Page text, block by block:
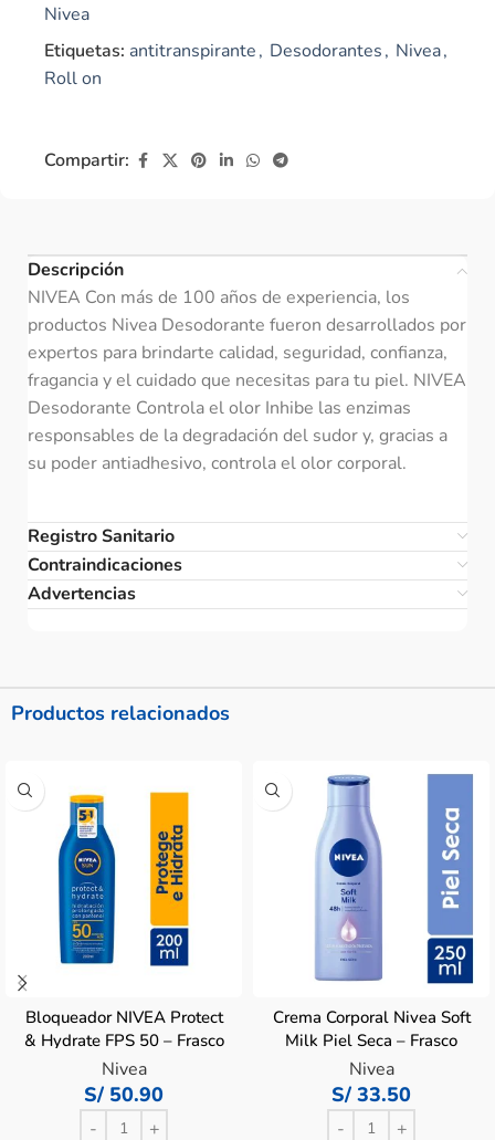
Nivea
Etiquetas: antitranspirante, Desodorantes, Nivea,
Roll on
Compartir:
Descripción
NIVEA Con más de 100 años de experiencia, los
productos Nivea Desodorante fueron desarrollados por
expertos para brindarte calidad, seguridad, confianza,
fragancia y el cuidado que necesitas para tu piel. NIVEA
Desodorante Controla el olor Inhibe las enzimas
responsables de la degradación del sudor y, gracias a
su poder antiadhesivo, controla el olor corporal.
Registro Sanitario
Contraindicaciones
Advertencias
Productos relacionados
Bloqueador NIVEA Protect
& Hydrate FPS 50 – Frasco
200ml
Nivea
S/ 50.90
Crema Corporal Nivea Soft
Milk Piel Seca – Frasco
250 ML
Nivea
S/ 33.50